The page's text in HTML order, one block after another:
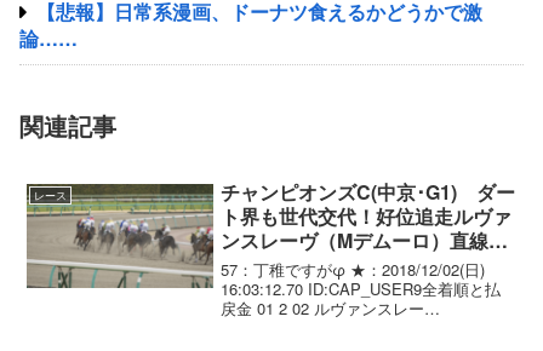
【悲報】日常系漫画、ドーナツ食えるかどうかで激
論……
関連記事
レース
チャンピオンズC(中京･G1) ダー
ト界も世代交代！好位追走ルヴァ
ンスレーヴ（Mデムーロ）直線抜
け出し完勝！ダートG1･4勝目
57：丁稚ですがφ ★：2018/12/02(日)
16:03:12.70 ID:CAP_USER9全着順と払
戻金 01 2 02 ルヴァンスレー